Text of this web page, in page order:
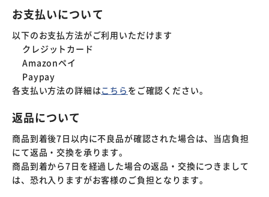
お支払いについて
以下のお支払方法がご利用いただけます
クレジットカード
Amazonペイ
Paypay
各支払い方法の詳細はこちら をご確認ください。
返品について
商品到着後7日以内に不良品が確認された場合は、当店負担
にて返品・交換を承ります。
商品到着から7日を経過した場合の返品・交換につきまして
は、恐れ入りますがお客様のご負担となります。